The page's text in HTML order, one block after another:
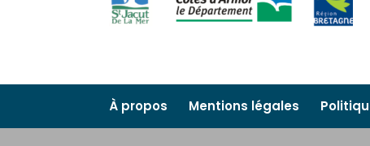
À propos Mentions légales